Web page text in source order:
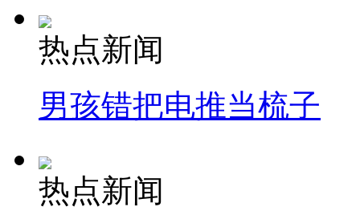
走！跟着总书记去植树
热点新闻
男孩错把电推当梳子
热点新闻